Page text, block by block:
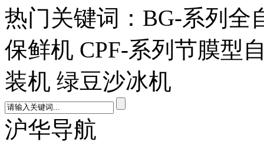
热门关键词：BG-系列全
保鲜机 CPF-系列节膜型
装机 绿豆沙冰机
沪华导航